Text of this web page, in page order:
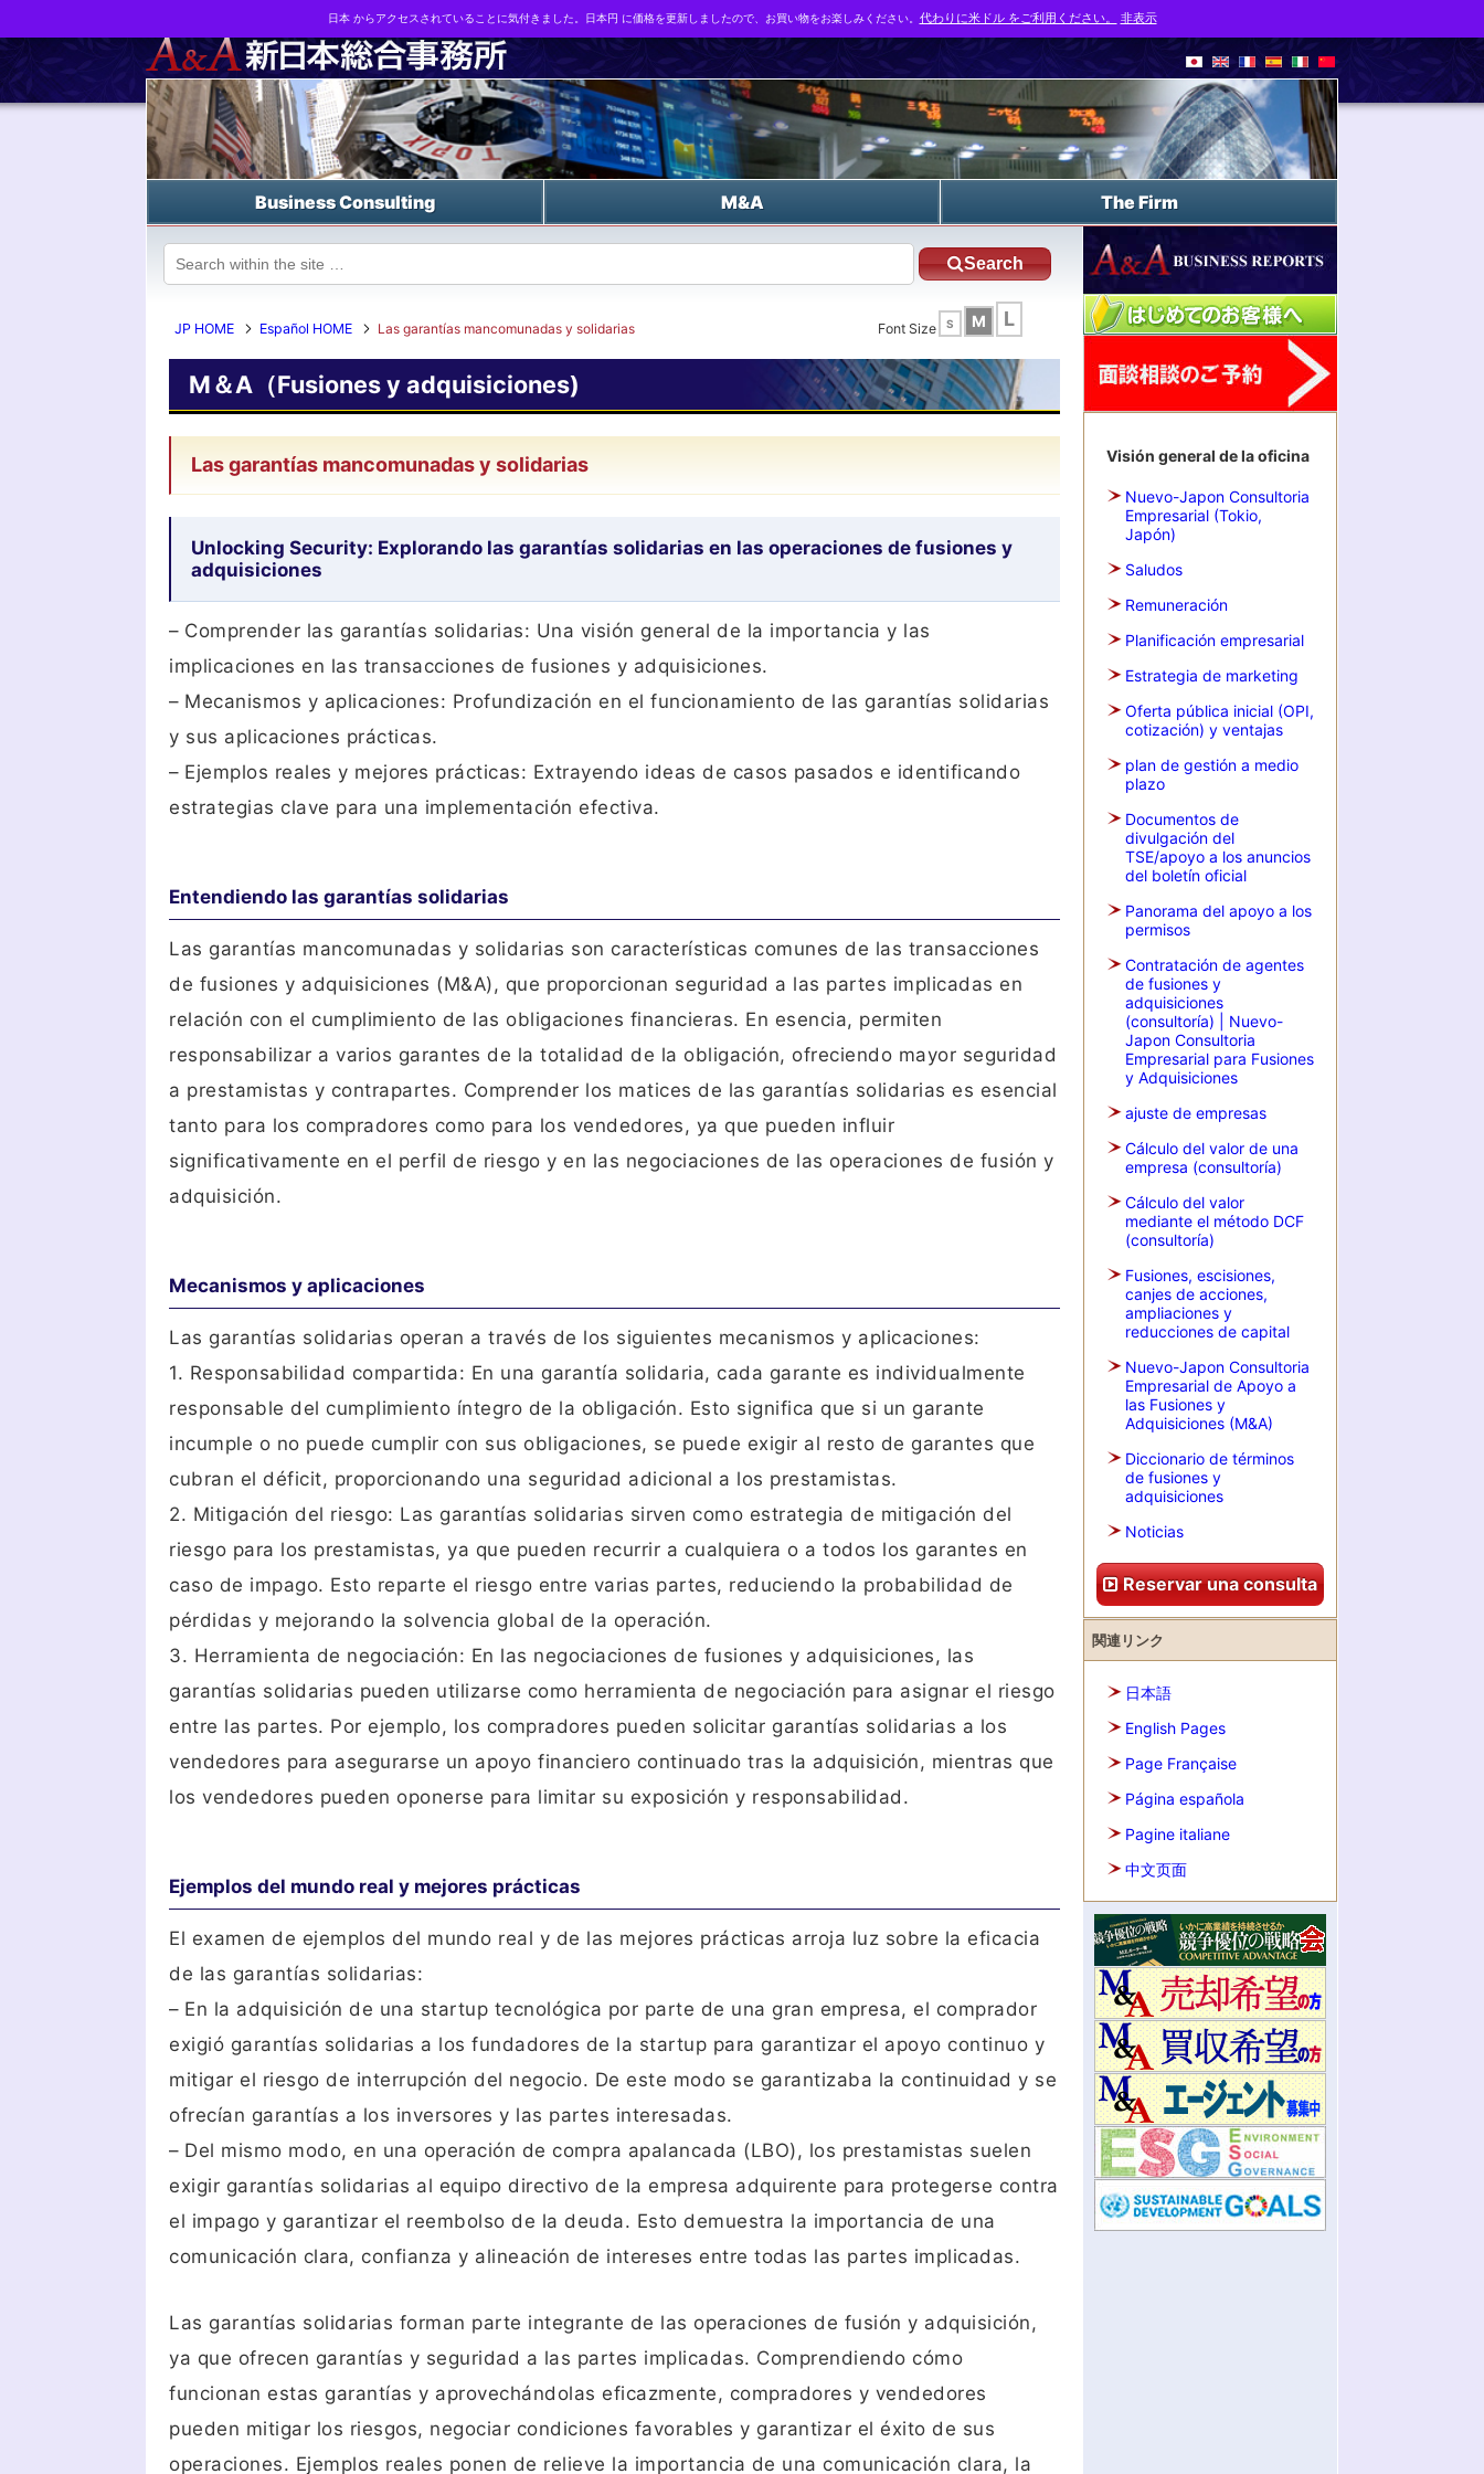
Business strategy reports, business matching and M&A in Japan
Business Consulting M&A The Firm
Search
JP HOME Español HOME Las garantías mancomunadas y solidarias Font Size S M L
M＆A（Fusiones y adquisiciones)
Las garantías mancomunadas y solidarias
Unlocking Security: Explorando las garantías solidarias en las operaciones de fusiones y
adquisiciones
– Comprender las garantías solidarias: Una visión general de la importancia y las
implicaciones en las transacciones de fusiones y adquisiciones.
– Mecanismos y aplicaciones: Profundización en el funcionamiento de las garantías solidarias
y sus aplicaciones prácticas.
– Ejemplos reales y mejores prácticas: Extrayendo ideas de casos pasados e identificando
estrategias clave para una implementación efectiva.
Entendiendo las garantías solidarias
Las garantías mancomunadas y solidarias son características comunes de las transacciones
de fusiones y adquisiciones (M&A), que proporcionan seguridad a las partes implicadas en
relación con el cumplimiento de las obligaciones financieras. En esencia, permiten
responsabilizar a varios garantes de la totalidad de la obligación, ofreciendo mayor seguridad
a prestamistas y contrapartes. Comprender los matices de las garantías solidarias es esencial
tanto para los compradores como para los vendedores, ya que pueden influir
significativamente en el perfil de riesgo y en las negociaciones de las operaciones de fusión y
adquisición.
Mecanismos y aplicaciones
Las garantías solidarias operan a través de los siguientes mecanismos y aplicaciones:
1. Responsabilidad compartida: En una garantía solidaria, cada garante es individualmente
responsable del cumplimiento íntegro de la obligación. Esto significa que si un garante
incumple o no puede cumplir con sus obligaciones, se puede exigir al resto de garantes que
cubran el déficit, proporcionando una seguridad adicional a los prestamistas.
2. Mitigación del riesgo: Las garantías solidarias sirven como estrategia de mitigación del
riesgo para los prestamistas, ya que pueden recurrir a cualquiera o a todos los garantes en
caso de impago. Esto reparte el riesgo entre varias partes, reduciendo la probabilidad de
pérdidas y mejorando la solvencia global de la operación.
3. Herramienta de negociación: En las negociaciones de fusiones y adquisiciones, las
garantías solidarias pueden utilizarse como herramienta de negociación para asignar el riesgo
entre las partes. Por ejemplo, los compradores pueden solicitar garantías solidarias a los
vendedores para asegurarse un apoyo financiero continuado tras la adquisición, mientras que
los vendedores pueden oponerse para limitar su exposición y responsabilidad.
Ejemplos del mundo real y mejores prácticas
El examen de ejemplos del mundo real y de las mejores prácticas arroja luz sobre la eficacia
de las garantías solidarias:
– En la adquisición de una startup tecnológica por parte de una gran empresa, el comprador
exigió garantías solidarias a los fundadores de la startup para garantizar el apoyo continuo y
mitigar el riesgo de interrupción del negocio. De este modo se garantizaba la continuidad y se
ofrecían garantías a los inversores y las partes interesadas.
– Del mismo modo, en una operación de compra apalancada (LBO), los prestamistas suelen
exigir garantías solidarias al equipo directivo de la empresa adquirente para protegerse contra
el impago y garantizar el reembolso de la deuda. Esto demuestra la importancia de una
comunicación clara, confianza y alineación de intereses entre todas las partes implicadas.
Las garantías solidarias forman parte integrante de las operaciones de fusión y adquisición,
ya que ofrecen garantías y seguridad a las partes implicadas. Comprendiendo cómo
funcionan estas garantías y aprovechándolas eficazmente, compradores y vendedores
pueden mitigar los riesgos, negociar condiciones favorables y garantizar el éxito de sus
operaciones. Ejemplos reales ponen de relieve la importancia de una comunicación clara, la
Visión general de la oficina
Nuevo-Japon Consultoria
Empresarial (Tokio,
Japón)
Saludos
Remuneración
Planificación empresarial
Estrategia de marketing
Oferta pública inicial (OPI,
cotización) y ventajas
plan de gestión a medio
plazo
Documentos de
divulgación del
TSE/apoyo a los anuncios
del boletín oficial
Panorama del apoyo a los
permisos
Contratación de agentes
de fusiones y
adquisiciones
(consultoría) | Nuevo-
Japon Consultoria
Empresarial para Fusiones
y Adquisiciones
ajuste de empresas
Cálculo del valor de una
empresa (consultoría)
Cálculo del valor
mediante el método DCF
(consultoría)
Fusiones, escisiones,
canjes de acciones,
ampliaciones y
reducciones de capital
Nuevo-Japon Consultoria
Empresarial de Apoyo a
las Fusiones y
Adquisiciones (M&A)
Diccionario de términos
de fusiones y
adquisiciones
Noticias
Reservar una consulta
関連リンク
日本語
English Pages
Page Française
Página española
Pagine italiane
中文页面
日本 からアクセスされていることに気付きました。日本円 に価格を更新しましたので、お買い物をお楽しみください。 代わりに米ドル をご利用ください。 非表示